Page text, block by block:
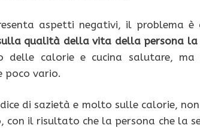
aspetti negativi, il problema è
qualità della vita della persona la
delle calorie e cucina salutare,
poco vario.
di sazietà e molto sulle calorie,
il risultato che la persona che la